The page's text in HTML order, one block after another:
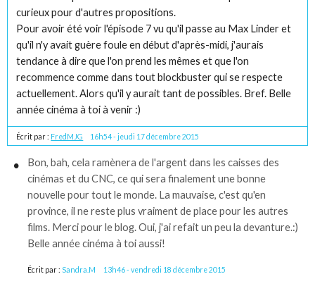
curieux pour d'autres propositions.
Pour avoir été voir l'épisode 7 vu qu'il passe au Max Linder et
qu'il n'y avait guère foule en début d'après-midi, j'aurais
tendance à dire que l'on prend les mêmes et que l'on
recommence comme dans tout blockbuster qui se respecte
actuellement. Alors qu'il y aurait tant de possibles. Bref. Belle
année cinéma à toi à venir :)
Écrit par : FredMJG 16h54-jeudi 17 décembre 2015
Bon, bah, cela ramènera de l'argent dans les caisses des
cinémas et du CNC, ce qui sera finalement une bonne
nouvelle pour tout le monde. La mauvaise, c'est qu'en
province, il ne reste plus vraiment de place pour les autres
films. Merci pour le blog. Oui, j'ai refait un peu la devanture.:)
Belle année cinéma à toi aussi!
Écrit par : Sandra.M 13h46- vendredi 18 décembre 2015